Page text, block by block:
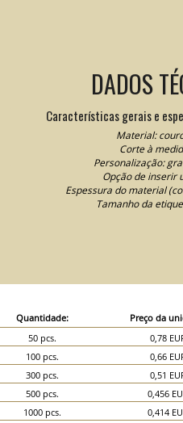
DADOS
Características gerais e
Material:
Corte à
Personalização:
Opção de inserir
Espessura do material
Tamanho da
Quantidade: Preço da
50 pcs.
0,78
100 pcs.
0,66
300 pcs.
0,51
500 pcs.
0,456
1000 pcs.
0,414